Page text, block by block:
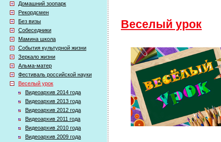
Домашний зоопарк
Рекордсмен
Без визы
Собеседники
Мамина школа
События культурной жизни
Зеркало жизни
Альма-матер
Фестиваль российской науки
Веселый урок
Видеоархив 2014 года
Видеоархив 2013 года
Видеоархив 2012 года
Видеоархив 2011 года
Видеоархив 2010 года
Видеоархив 2009 года
Веселый урок